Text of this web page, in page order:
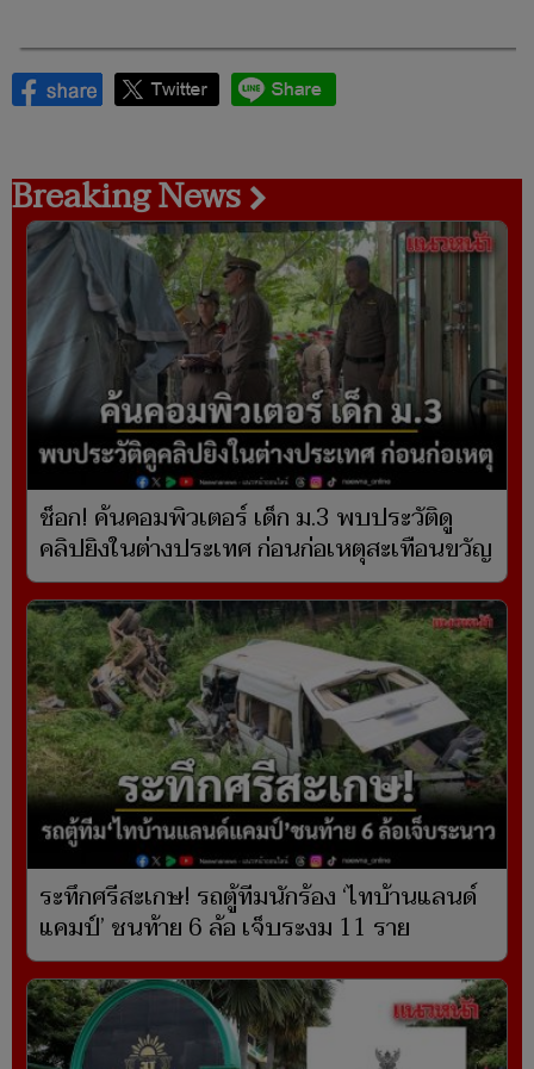
Breaking News
ช็อก! ค้นคอมพิวเตอร์ เด็ก ม.3 พบประวัติดู
คลิปยิงในต่างประเทศ ก่อนก่อเหตุสะเทือนขวัญ
ระทึกศรีสะเกษ! รถตู้ทีมนักร้อง ‘ไทบ้านแลนด์
แคมป์’ ชนท้าย 6 ล้อ เจ็บระงม 11 ราย